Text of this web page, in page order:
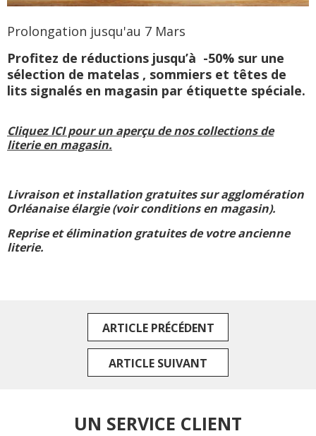
Prolongation jusqu'au 7 Mars
Profitez de réductions jusqu’à -50% sur une
sélection de matelas , sommiers et têtes de
lits signalés en magasin par étiquette spéciale.
Cliquez ICI pour un aperçu de nos collections de
literie en magasin.
Livraison et installation gratuites sur agglomération
Orléanaise élargie (voir conditions en magasin).
Reprise et élimination gratuites de votre ancienne
literie.
ARTICLE PRÉCÉDENT
ARTICLE SUIVANT
UN SERVICE CLIENT